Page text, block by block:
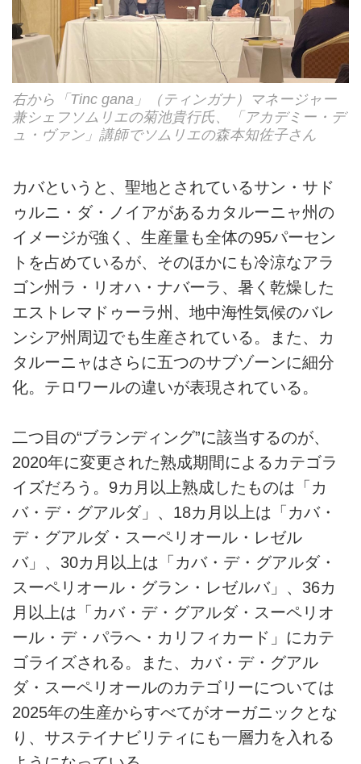
右から「Tinc gana」（ティンガナ）マネージャー
兼シェフソムリエの菊池貴行氏、「アカデミー・デ
ュ・ヴァン」講師でソムリエの森本知佐子さん
カバというと、聖地とされているサン・サド
ゥルニ・ダ・ノイアがあるカタルーニャ州の
イメージが強く、生産量も全体の95パーセン
トを占めているが、そのほかにも冷涼なアラ
ゴン州ラ・リオハ・ナバーラ、暑く乾燥した
エストレマドゥーラ州、地中海性気候のバレ
ンシア州周辺でも生産されている。また、カ
タルーニャはさらに五つのサブゾーンに細分
化。テロワールの違いが表現されている。
二つ目の“ブランディング”に該当するのが、
2020年に変更された熟成期間によるカテゴラ
イズだろう。9カ月以上熟成したものは「カ
バ・デ・グアルダ」、18カ月以上は「カバ・
デ・グアルダ・スーペリオール・レゼル
バ」、30カ月以上は「カバ・デ・グアルダ・
スーペリオール・グラン・レゼルバ」、36カ
月以上は「カバ・デ・グアルダ・スーペリオ
ール・デ・パラへ・カリフィカード」にカテ
ゴライズされる。また、カバ・デ・グアル
ダ・スーペリオールのカテゴリーについては
2025年の生産からすべてがオーガニックとな
り、サステイナビリティにも一層力を入れる